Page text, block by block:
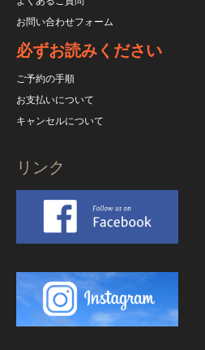
お問い合わせフォーム
必ずお読みください
ご予約の手順
お支払いについて
キャンセルについて
リンク